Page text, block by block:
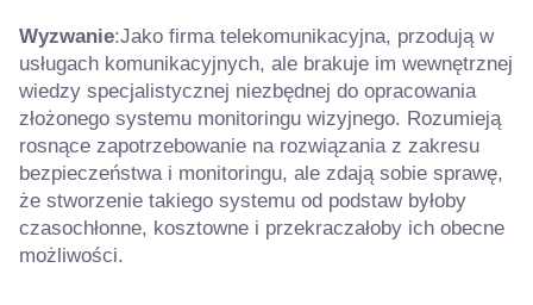
Wyzwanie:Jako firma telekomunikacyjna, przodują w
usługach komunikacyjnych, ale brakuje im wewnętrznej
wiedzy specjalistycznej niezbędnej do opracowania
złożonego systemu monitoringu wizyjnego. Rozumieją
rosnące zapotrzebowanie na rozwiązania z zakresu
bezpieczeństwa i monitoringu, ale zdają sobie sprawę,
że stworzenie takiego systemu od podstaw byłoby
czasochłonne, kosztowne i przekraczałoby ich obecne
możliwości.